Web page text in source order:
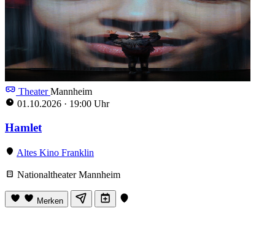
TheaterMannheim
01.10.2026 · 19:00 Uhr
Hamlet
Altes Kino Franklin
Nationaltheater Mannheim
Merken